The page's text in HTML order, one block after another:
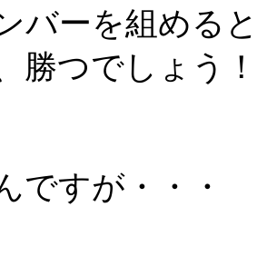
バーを組める
勝つでしょう
ですが・・・